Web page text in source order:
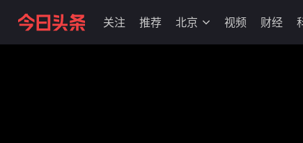
关注 推荐 北京 视频 财经